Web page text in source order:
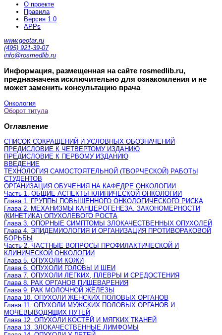
О проекте
Правила
Версия 1.0
APPs
www.geotar.ru
(495) 921-39-07
info@rosmedlib.ru
Информация, размещенная на сайте rosmedlib.ru,
предназначена исключительно для ознакомления и не
может заменить консультацию врача
Онкология
Оборот титула
Оглавление
СПИСОК СОКРАЩЕНИЙ И УСЛОВНЫХ ОБОЗНАЧЕНИЙ
ПРЕДИСЛОВИЕ К ЧЕТВЕРТОМУ ИЗДАНИЮ
ПРЕДИСЛОВИЕ К ПЕРВОМУ ИЗДАНИЮ
ВВЕДЕНИЕ
ТЕХНОЛОГИЯ САМОСТОЯТЕЛЬНОЙ (ТВОРЧЕСКОЙ) РАБОТЫ
СТУДЕНТОВ
ОРГАНИЗАЦИЯ ОБУЧЕНИЯ НА КАФЕДРЕ ОНКОЛОГИИ
Часть 1. ОБЩИЕ АСПЕКТЫ КЛИНИЧЕСКОЙ ОНКОЛОГИИ
Глава 1. ГРУППЫ ПОВЫШЕННОГО ОНКОЛОГИЧЕСКОГО РИСКА
Глава 2. МЕХАНИЗМЫ КАНЦЕРОГЕНЕЗА. ЗАКОНОМЕРНОСТИ
(КИНЕТИКА) ОПУХОЛЕВОГО РОСТА
Глава 3. ОПОРНЫЕ СИМПТОМЫ ЗЛОКАЧЕСТВЕННЫХ ОПУХОЛЕЙ
Глава 4. ЭПИДЕМИОЛОГИЯ И ОРГАНИЗАЦИЯ ПРОТИВОРАКОВОЙ
БОРЬБЫ
Часть 2. ЧАСТНЫЕ ВОПРОСЫ ПРОФИЛАКТИЧЕСКОЙ И
КЛИНИЧЕСКОЙ ОНКОЛОГИИ
Глава 5. ОПУХОЛИ КОЖИ
Глава 6. ОПУХОЛИ ГОЛОВЫ И ШЕИ
Глава 7. ОПУХОЛИ ЛЕГКИХ, ПЛЕВРЫ И СРЕДОСТЕНИЯ
Глава 8. РАК ОРГАНОВ ПИЩЕВАРЕНИЯ
Глава 9. РАК МОЛОЧНОЙ ЖЕЛЕЗЫ
Глава 10. ОПУХОЛИ ЖЕНСКИХ ПОЛОВЫХ ОРГАНОВ
Глава 11. ОПУХОЛИ МУЖСКИХ ПОЛОВЫХ ОРГАНОВ И
МОЧЕВЫВОДЯЩИХ ПУТЕЙ
Глава 12. ОПУХОЛИ КОСТЕЙ И МЯГКИХ ТКАНЕЙ
Глава 13. ЗЛОКАЧЕСТВЕННЫЕ ЛИМФОМЫ